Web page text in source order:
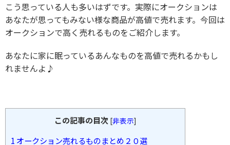
こう思っている人も多いはずです。実際にオークションは
あなたが思ってもみない様な商品が高値で売れます。今回は
オークションで高く売れるものをご紹介します。
あなたに家に眠っているあんなものを高値で売れるかもし
れませんよ♪
この記事の目次 [非表示]
1 オークション売れるものまとめ２０選